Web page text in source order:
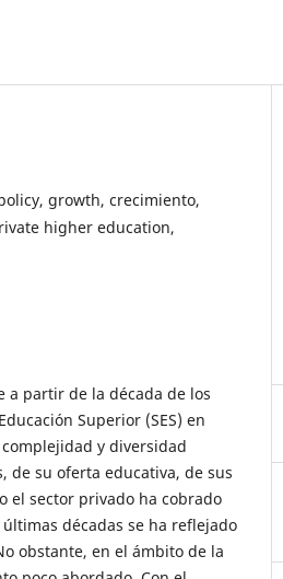
growth, crecimiento,
higher education,
a partir de la década de los
Superior (SES) en
y diversidad
de su oferta educativa, de sus
el sector privado ha cobrado
décadas se ha reflejado
obstante, en el ámbito de la